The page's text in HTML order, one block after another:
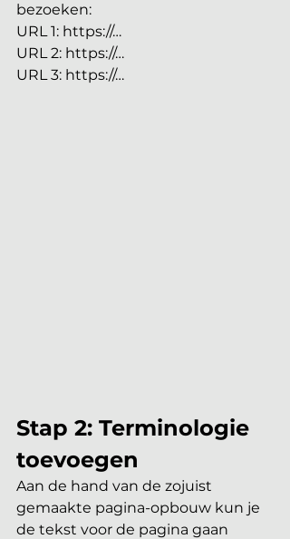
bezoeken:
URL 1: https://…
URL 2: https://…
URL 3: https://…
Stap 2: Terminologie
toevoegen
Aan de hand van de zojuist
gemaakte pagina-opbouw kun je
de tekst voor de pagina gaan